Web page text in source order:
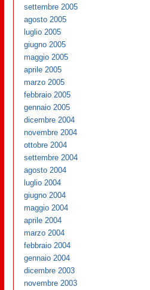
settembre 2005
agosto 2005
luglio 2005
giugno 2005
maggio 2005
aprile 2005
marzo 2005
febbraio 2005
gennaio 2005
dicembre 2004
novembre 2004
ottobre 2004
settembre 2004
agosto 2004
luglio 2004
giugno 2004
maggio 2004
aprile 2004
marzo 2004
febbraio 2004
gennaio 2004
dicembre 2003
novembre 2003